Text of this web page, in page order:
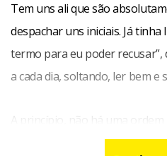
Tem uns ali que são
despachar uns iniciais. Já
termo para eu poder recusar”,
a cada dia, soltando, ler bem e
A princípio, não há uma ordem
despachados e a escolha